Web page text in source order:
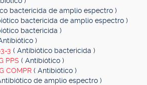
bactericida de amplio espectro )
bactericida de amplio espectro )
bactericida )
)
3 ( Antibiótico bactericida )
PPS ( Antibiótico )
COMPR ( Antibiótico )
de amplio espectro )